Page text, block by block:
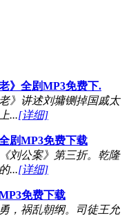
》全剧MP3免费下.
》讲述刘墉铡掉国戚太
...[详细]
剧MP3免费下载
刘公案》第三折。乾隆
...[详细]
免费下载
，祸乱朝纲。司徒王允